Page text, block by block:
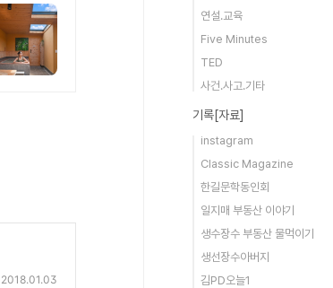
2018.01.03
연설.교육
Five Minutes
TED
사건.사고.기타
기록[자료]
instagram
Classic Magazine
한길문학동인회
일지매 부동산 이야기
생수장수 부동산 물먹이기
생선장수아버지
김PD오늘1